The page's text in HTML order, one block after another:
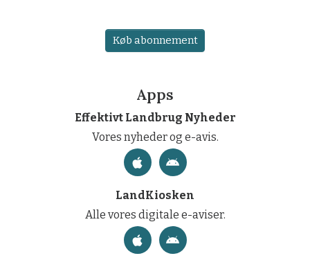
Køb abonnement
Apps
Effektivt Landbrug Nyheder
Vores nyheder og e-avis.
LandKiosken
Alle vores digitale e-aviser.